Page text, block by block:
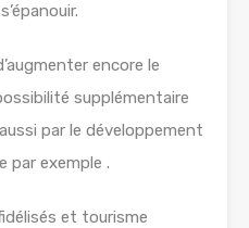
encore le
supplémentaire
par le développement
par exemple .
et tourisme